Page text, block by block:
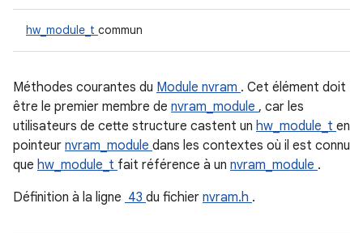
hw_module_t commun
Méthodes courantes du Module nvram . Cet élément doit
être le premier membre de nvram_module , car les
utilisateurs de cette structure castent un hw_module_t en
pointeur nvram_module dans les contextes où il est connu
que hw_module_t fait référence à un nvram_module .
Définition à la ligne 43 du fichier nvram.h .